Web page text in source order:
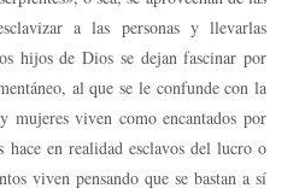
a las personas y llevarlas
hijos de Dios se dejan fascinar por
al que se le confunde con la
mujeres viven como encantados por
en realidad esclavos del lucro o
viven pensando que se bastan a sí